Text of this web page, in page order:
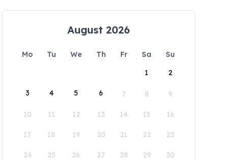
August 2026
Mo Tu We Th Fr Sa
Su
1
2
3 4 5 6 7 8 9
10 11 12 13 14 15 16
17 18 19 20 21 22 23
24 25 26 27 28 29 30